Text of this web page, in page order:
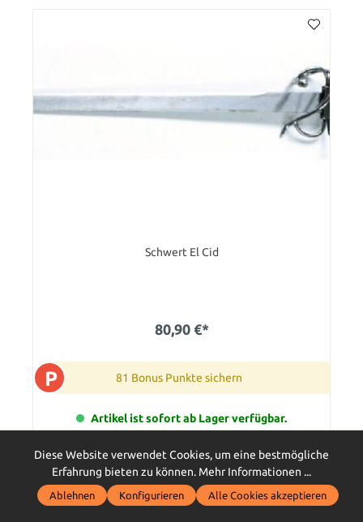
Schwert El Cid
80,90 €*
P 81 Bonus Punkte sichern
Artikel ist sofort ab Lager verfügbar.
Diese Website verwendet Cookies, um eine bestmögliche
Erfahrung bieten zu können. Mehr Informationen ...
Ablehnen Konfigurieren Alle Cookies akzeptieren